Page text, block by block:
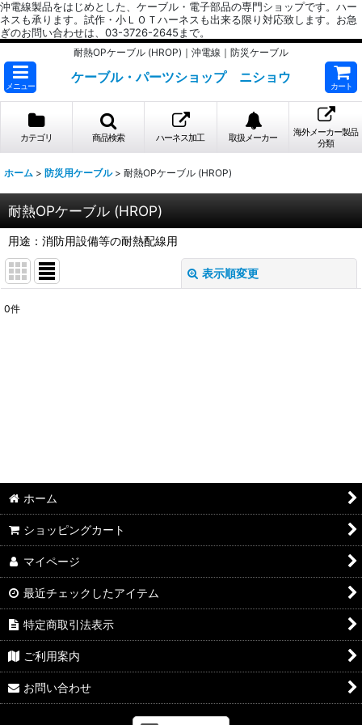
沖電線製品をはじめとした、ケーブル・電子部品の専門ショップです。ハー
ネスも承ります。試作・小ＬＯＴハーネスも出来る限り対応致します。お急
ぎのお問い合わせは、03-3726-2645まで。
耐熱OPケーブル (HROP)｜沖電線｜防災ケーブル
メニュー
ケーブル・パーツショップ ニショウ
カート
カテゴリ 商品検索 ハーネス加工 取扱メーカー
海外メーカー製品
分類
ホーム > 防災用ケーブル > 耐熱OPケーブル (HROP)
耐熱OPケーブル (HROP)
用途：消防用設備等の耐熱配線用
表示順変更
0件
ホーム
ショッピングカート
マイページ
最近チェックしたアイテム
特定商取引法表示
ご利用案内
お問い合わせ